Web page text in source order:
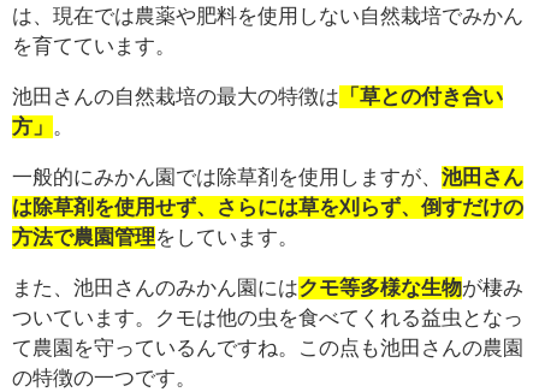
は、現在では農薬や肥料を使用しない自然栽培でみかん
を育てています。
池田さんの自然栽培の最大の特徴は 「草との付き合い
方」 。
一般的にみかん園では除草剤を使用しますが、 池田さん
は除草剤を使用せず、さらには草を刈らず、倒すだけの
方法で農園管理をしています。
また、池田さんのみかん園にはクモ等多様な生物が棲み
ついています。クモは他の虫を食べてくれる益虫となっ
て農園を守っているんですね。この点も池田さんの農園
の特徴の一つです。